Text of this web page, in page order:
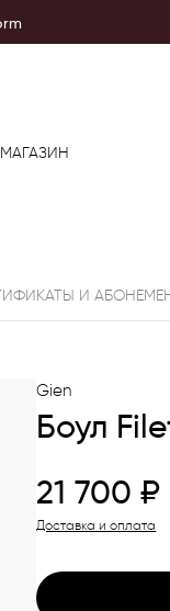
МАГАЗИН
И
Gien
Боул
21 700₽
Доставка и оплата